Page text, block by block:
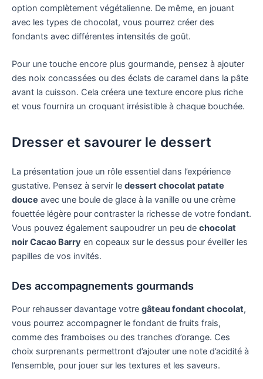
option complètement végétalienne. De même, en jouant
avec les types de chocolat, vous pourrez créer des
fondants avec différentes intensités de goût.
Pour une touche encore plus gourmande, pensez à ajouter
des noix concassées ou des éclats de caramel dans la pâte
avant la cuisson. Cela créera une texture encore plus riche
et vous fournira un croquant irrésistible à chaque bouchée.
Dresser et savourer le dessert
La présentation joue un rôle essentiel dans l’expérience
gustative. Pensez à servir le dessert chocolat patate
douce avec une boule de glace à la vanille ou une crème
fouettée légère pour contraster la richesse de votre fondant.
Vous pouvez également saupoudrer un peu de chocolat
noir Cacao Barry en copeaux sur le dessus pour éveiller les
papilles de vos invités.
Des accompagnements gourmands
Pour rehausser davantage votre gâteau fondant chocolat,
vous pourrez accompagner le fondant de fruits frais,
comme des framboises ou des tranches d’orange. Ces
choix surprenants permettront d’ajouter une note d’acidité à
l’ensemble, pour jouer sur les textures et les saveurs.